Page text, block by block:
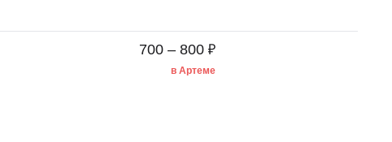
700 – 800 ₽
в Артеме